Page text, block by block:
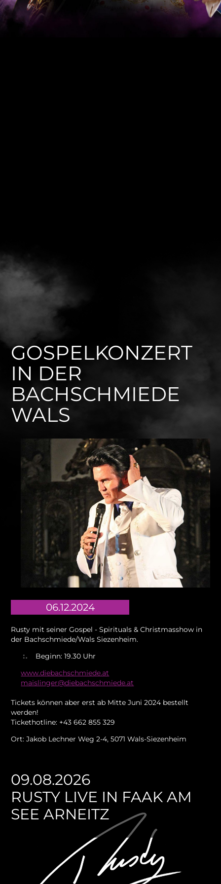
09.08.2026
RUSTY LIVE IN FAAK AM
SEE ARNEITZ
GOSPELKONZERT
IN DER
BACHSCHMIEDE
WALS
06.12.2024
Rusty mit seiner Gospel - Spirituals & Christmasshow in
der Bachschmiede/Wals Siezenheim.
Beginn: 19.30 Uhr
www.diebachschmiede.at
maislinger@diebachschmiede.at
Tickets können aber erst ab Mitte Juni 2024 bestellt
werden!
Tickethotline: +43 662 855 329
Ort: Jakob Lechner Weg 2-4, 5071 Wals-Siezenheim